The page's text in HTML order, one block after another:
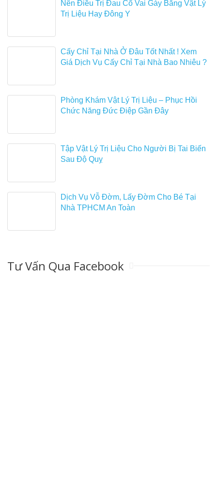
Nên Điều Trị Đau Cổ Vai Gáy Bằng Vật Lý
Trị Liệu Hay Đông Y
Cấy Chỉ Tại Nhà Ở Đâu Tốt Nhất ! Xem
Giá Dịch Vụ Cấy Chỉ Tại Nhà Bao Nhiêu ?
Phòng Khám Vật Lý Trị Liệu – Phục Hồi
Chức Năng Đức Điệp Gần Đây
Tập Vật Lý Trị Liệu Cho Người Bị Tai Biến
Sau Độ Quỵ
Dịch Vụ Vỗ Đờm, Lấy Đờm Cho Bé Tại
Nhà TPHCM An Toàn
Tư Vấn Qua Facebook